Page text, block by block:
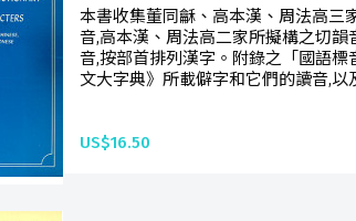
本書收集董同龢、高本漢、周法高三
音,高本漢、周法高二家所擬構之切韻
音,按部首排列漢字。附錄之「國語標
文大字典》所載僻字和它們的讀音,以
US$16.50